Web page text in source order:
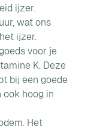
ijzer.
wat ons
ijzer.
voor je
K. Deze
bij een goede
ook hoog in
Het